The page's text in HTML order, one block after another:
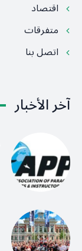
اقتصاد
متفرقات
اتصل بنا
آخر الأخبار